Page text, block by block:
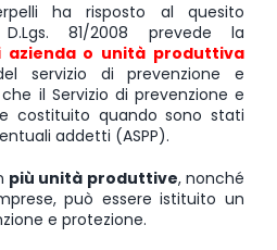
ha risposto al quesito
81/2008 prevede la
azienda o unità produttiva
servizio di prevenzione e
il Servizio di prevenzione e
costituito quando sono stati
addetti (ASPP).
più unità produttive, nonché
può essere istituito un
e protezione.